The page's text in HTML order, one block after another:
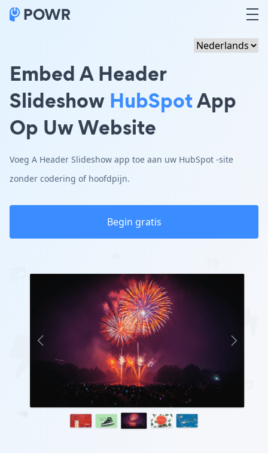
Embed A Header
Slideshow HubSpotApp
Op Uw Website
Voeg A Header Slideshow app toe aan uw HubSpot -site
zonder codering of hoofdpijn.
Begin gratis